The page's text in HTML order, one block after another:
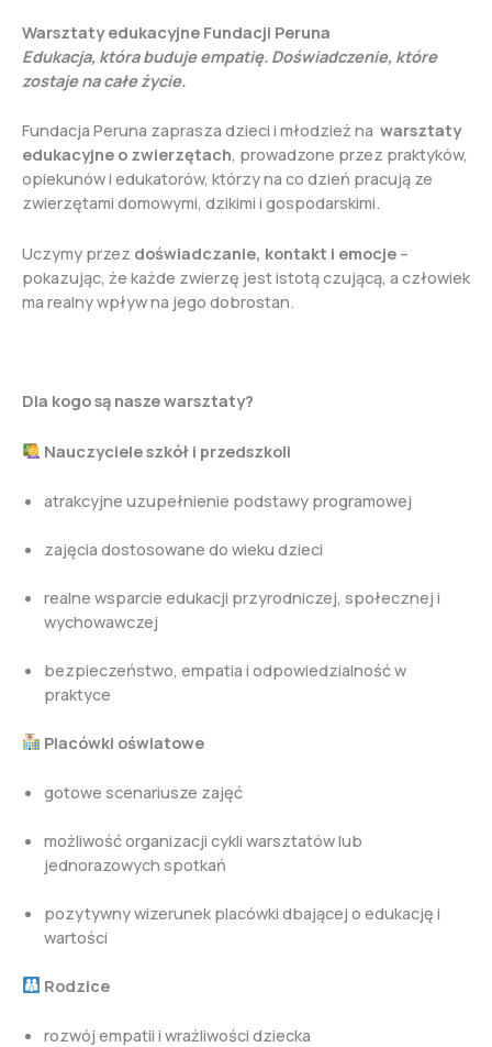
Warsztaty edukacyjne Fundacji Peruna
Edukacja, która buduje empatię. Doświadczenie, które
zostaje na całe życie.
Fundacja Peruna zaprasza dzieci i młodzież na warsztaty
edukacyjne o zwierzętach, prowadzone przez praktyków,
opiekunów i edukatorów, którzy na co dzień pracują ze
zwierzętami domowymi, dzikimi i gospodarskimi.
Uczymy przez doświadczanie, kontakt i emocje –
pokazując, że każde zwierzę jest istotą czującą, a człowiek
ma realny wpływ na jego dobrostan.
Dla kogo są nasze warsztaty?
Nauczyciele szkół i przedszkoli
atrakcyjne uzupełnienie podstawy programowej
zajęcia dostosowane do wieku dzieci
realne wsparcie edukacji przyrodniczej, społecznej i
wychowawczej
bezpieczeństwo, empatia i odpowiedzialność w
praktyce
Placówki oświatowe
gotowe scenariusze zajęć
możliwość organizacji cykli warsztatów lub
jednorazowych spotkań
pozytywny wizerunek placówki dbającej o edukację i
wartości
Rodzice
rozwój empatii i wrażliwości dziecka